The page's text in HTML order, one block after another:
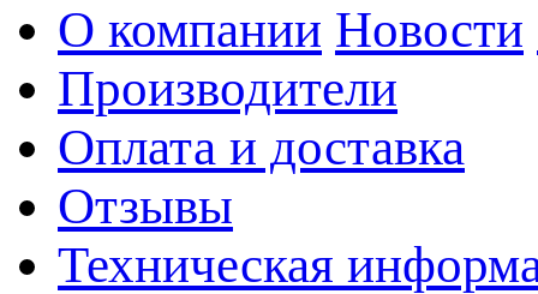
О компании Новости
Производители
Оплата и доставка
Отзывы
Техническая